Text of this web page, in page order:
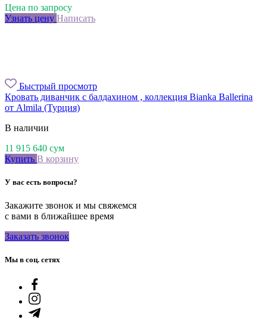
Цена по запросу
Узнать цену Написать
Быстрый просмотр
Кровать диванчик с балдахином , коллекция Bianka Ballerina
от Almila (Турция)
В наличии
11 915 640 сум
Купить В корзину
У вас есть вопросы?
Закажите звонок и мы свяжемся
с вами в ближайшее время
Заказать звонок
Мы в соц. сетях